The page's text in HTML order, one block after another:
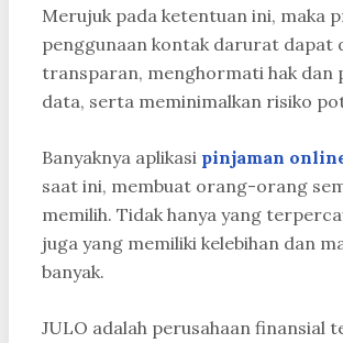
Merujuk pada ketentuan ini, maka
penggunaan kontak darurat dapat
transparan, menghormati hak dan
data, serta meminimalkan risiko
Banyaknya aplikasi pinjaman
saat ini, membuat orang-orang
memilih. Tidak hanya yang
juga yang memiliki kelebihan dan
banyak.
JULO adalah perusahaan finansial